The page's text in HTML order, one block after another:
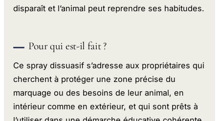
disparaît et l’animal peut reprendre ses habitudes.
Pour qui est-il fait ?
Ce spray dissuasif s’adresse aux propriétaires qui
cherchent à protéger une zone précise du
marquage ou des besoins de leur animal, en
intérieur comme en extérieur, et qui sont prêts à